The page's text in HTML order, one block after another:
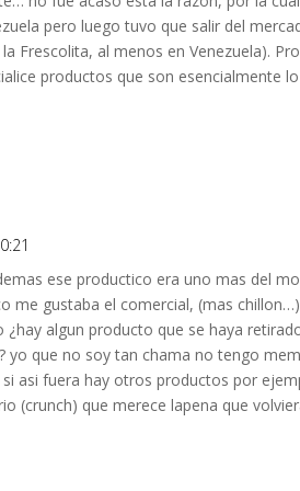
pero luego tuvo que salir del
Frescolita, al menos en Venezuela).
productos que son esencialmente
ese productico era uno mas del
me gustaba el comercial, (mas
¿hay algun producto que se haya
yo que no soy tan chama no tengo
asi fuera hay otros productos por
(crunch) que merece lapena que